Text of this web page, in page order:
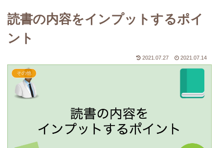
読書の内容をインプットするポイ
ント
2021.07.27 2021.07.14
その他